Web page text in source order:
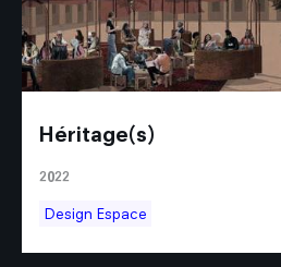
Héritage(s)
2022
Design Espace